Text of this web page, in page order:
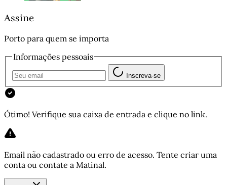
Assine
Porto para quem se importa
Informações pessoais
Inscreva-se
Ótimo! Verifique sua caixa de entrada e clique no link.
Email não cadastrado ou erro de acesso. Tente criar uma
conta ou contate a Matinal.